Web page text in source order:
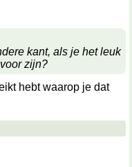
kant, als je het leuk
zijn?
hebt waarop je dat